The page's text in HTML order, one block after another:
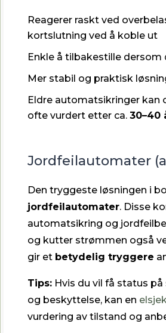
Reagerer raskt ved
kortslutning ved å koble ut
Enkle å tilbakestille dersom
Mer stabil og praktisk
Eldre automatsikringer kan
ofte vurdert etter ca. 30–40
Jordfeilautomater
Den tryggeste løsningen i
jordfeilautomater. Disse
automatsikring og
og kutter strømmen også
gir et betydelig tryggere
Tips: Hvis du vil få status
og beskyttelse, kan en
vurdering av tilstand og